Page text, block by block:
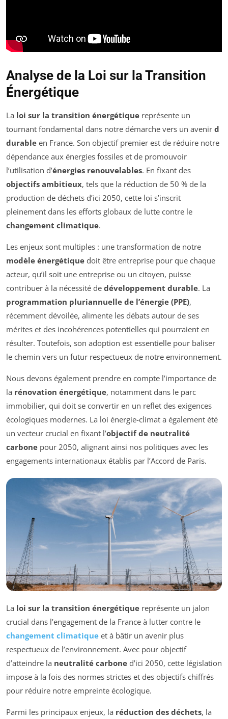
Analyse de la Loi sur la Transition
Énergétique
La loi sur la transition énergétique représente un
tournant fondamental dans notre démarche vers un avenir d
durable en France. Son objectif premier est de réduire notre
dépendance aux énergies fossiles et de promouvoir
l’utilisation d’énergies renouvelables. En fixant des
objectifs ambitieux, tels que la réduction de 50 % de la
production de déchets d’ici 2050, cette loi s’inscrit
pleinement dans les efforts globaux de lutte contre le
changement climatique.
Les enjeux sont multiples : une transformation de notre
modèle énergétique doit être entreprise pour que chaque
acteur, qu’il soit une entreprise ou un citoyen, puisse
contribuer à la nécessité de développement durable. La
programmation pluriannuelle de l’énergie (PPE),
récemment dévoilée, alimente les débats autour de ses
mérites et des incohérences potentielles qui pourraient en
résulter. Toutefois, son adoption est essentielle pour baliser
le chemin vers un futur respectueux de notre environnement.
Nous devons également prendre en compte l’importance de
la rénovation énergétique, notamment dans le parc
immobilier, qui doit se convertir en un reflet des exigences
écologiques modernes. La loi énergie-climat a également été
un vecteur crucial en fixant l’objectif de neutralité
carbone pour 2050, alignant ainsi nos politiques avec les
engagements internationaux établis par l’Accord de Paris.
La loi sur la transition énergétique représente un jalon
crucial dans l’engagement de la France à lutter contre le
changement climatique et à bâtir un avenir plus
respectueux de l’environnement. Avec pour objectif
d’atteindre la neutralité carbone d’ici 2050, cette législation
impose à la fois des normes strictes et des objectifs chiffrés
pour réduire notre empreinte écologique.
Parmi les principaux enjeux, la réduction des déchets, la